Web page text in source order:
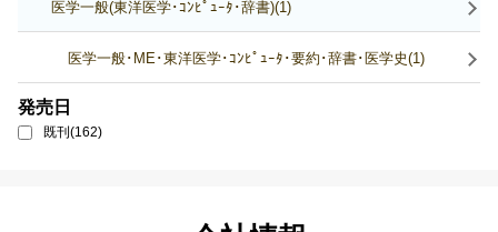
医学一般(東洋医学･ｺﾝﾋﾟｭｰﾀ･辞書)(1)
医学一般･ME･東洋医学･ｺﾝﾋﾟｭｰﾀ･要約･辞書･医学史(1)
発売日
既刊(162)